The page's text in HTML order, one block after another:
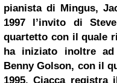
pianista di Mingus,
1997 l’invito di
quartetto con il quale
ha iniziato inoltre
Benny Golson, con il
1995, Ciacca registra